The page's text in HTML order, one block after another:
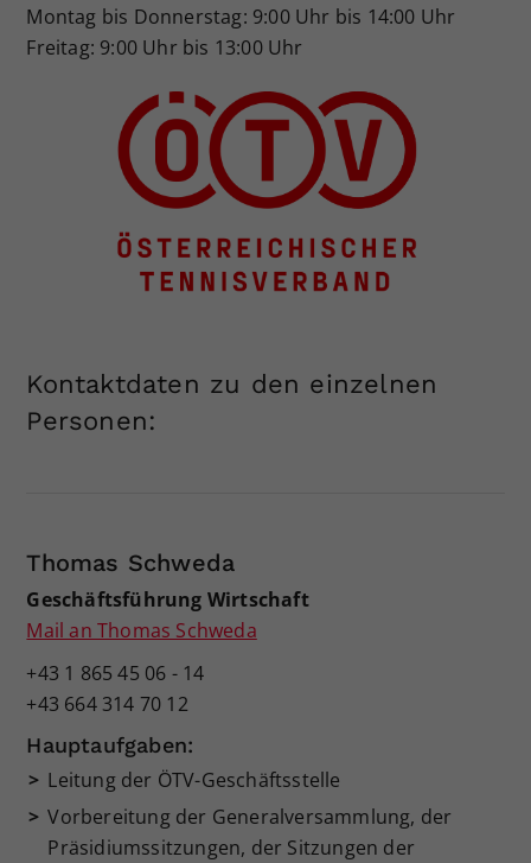
Montag bis Donnerstag: 9:00 Uhr bis 14:00 Uhr
Freitag: 9:00 Uhr bis 13:00 Uhr
Kontaktdaten zu den einzelnen
Personen:
Thomas Schweda
Geschäftsführung Wirtschaft
Mail an Thomas Schweda
+43 1 865 45 06 - 14
+43 664 314 70 12
Hauptaufgaben:
Leitung der ÖTV-Geschäftsstelle
Vorbereitung der Generalversammlung, der
Präsidiumssitzungen, der Sitzungen der
Dieser Wert speichert Ihre Consent-
Einstellungen. Unter anderem eine
historische Speicherung Ihrer
vorgenommen Einstellungen, falls der
Webseiten-Betreiber dies eingestellt
hat.